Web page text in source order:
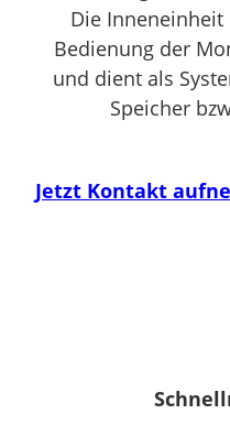
Die
Bedienung der
und dient als
Speicher
Jetzt Kontakt